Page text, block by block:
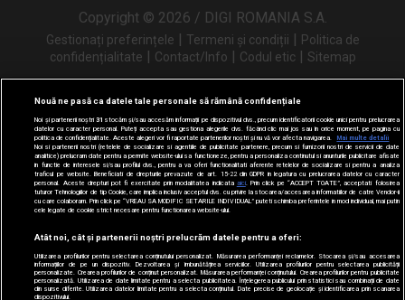
Copyright © 2026 / DIGI ROMANIA S.A.
Gestionați preferințele | Termeni și condiții | Politica de
confidențialitate | Contact/Info | Codul etic | Sitemap
Urmărește-ne și pe
Nouă ne pasă ca datele tale personale să rămână confidențiale
Noi și partenerii noștri31 stocăm și/sau accesăm informații pe dispozitivul dvs., precum identificatorii cookie unici pentru prelucrarea
datelor cu caracter personal. Puteți accepta sau gestiona alegerile dvs. făcând clic mai jos sau în orice moment, pe pagina cu
politica de confidențialitate. Aceste alegeri vor fi raportate partenerilor noștri și nu vă vor afecta navigarea.
Mai multe detalii
Noi si partenerii nostri (retelele de socializare si agentiile de publicitate partenere, precum si furnizorii nostri de servicii de date
analitice) prelucram date pentru a permite website-ului sa functioneze, pentru a personaliza continutul si anunturile publicitare afisate
in functie de interesele si/sau profilul dvs., pentru a va oferi functionalitati aferente retelelor de socializare si pentru a analiza
traficul pe website. Beneficiati de drepturile prevazute de art. 15-22 din GDPR in legatura cu prelucrarea datelor cu caracter
personal. Aceste drepturi pot fi exercitate prin modalitatea indicata aici. Prin click pe “ACCEPT TOATE”, acceptati folosirea
tuturor Tehnologiilor de tip Cookie, care implica inclusiv acceptul dvs. cu privire la stocarea/accesarea informatiilor de catre Vendor-ii
cu care colaboram. Prin click pe “VREAU SA MODIFIC SETARILE INDIVIDUAL” puteti schimba preferintele in mod individual, mai putin
cele legate de cookie strict necesare pentru functionarea website-ului.
Atât noi, cât și partenerii noștri prelucrăm datele pentru a oferi:
Utilizarea profilurilor pentru selectarea conținutului personalizat. Măsurarea performanței reclamelor. Stocarea și/sau accesarea
informațiilor de pe un dispozitiv. Dezvoltarea și îmbunătățirea serviciilor. Utilizarea profilurilor pentru selectarea publicității
personalizate. Crearea profilurilor de conținut personalizat. Măsurarea performanței conținutului. Crearea profilurilor pentru publicitate
personalizată. Utilizarea de date limitate pentru a selecta publicitatea. Înțelegerea publicului prin statistici sau combinații de date
din surse diferite. Utilizarea datelor limitate pentru a selecta conținutul. Date precise de geolocație și identificarea prin scanarea
dispozitivului.